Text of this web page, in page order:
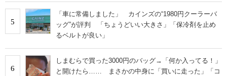
5
「車に常備しました」 カインズの“1980円クーラーバ
ッグ”が評判 「ちょうどいい大きさ」「保冷剤を止め
るベルトが良い」
6
しまむらで買った3000円のバッグ→「何か入ってる！」
と開けたら…… まさかの中身に「買いに走った」「コ